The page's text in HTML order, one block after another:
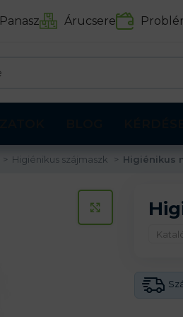
Panasz Árucsere
Higiénikus szájmaszk Higiénikus
KATTINTS A